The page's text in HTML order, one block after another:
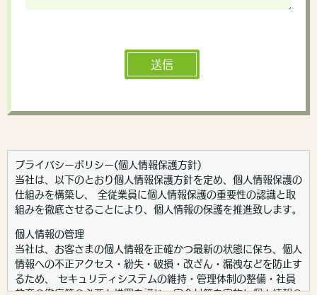
プライバシーポリシー(個人情報保護方針)
当社は、以下のとおり個人情報保護方針を定め、個人情報保護の
仕組みを構築し、 全従業員に個人情報保護の重要性の認識と取
組みを徹底させることにより、個人情報の保護を推進致します。
個人情報の管理
当社は、お客さまの個人情報を正確かつ最新の状態に保ち、個人
情報への不正アクセス・紛失・破損・改ざん・漏洩などを防止す
るため、 セキュリティシステムの維持・管理体制の整備・社員